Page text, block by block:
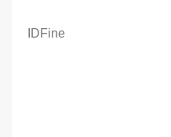
IDFine